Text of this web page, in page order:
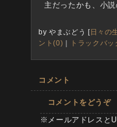
主だったかも、小
by やまぶどう [日々の
ント(0) ｜ トラックバ
コメント
コメントをどうぞ
※メールアドレスと